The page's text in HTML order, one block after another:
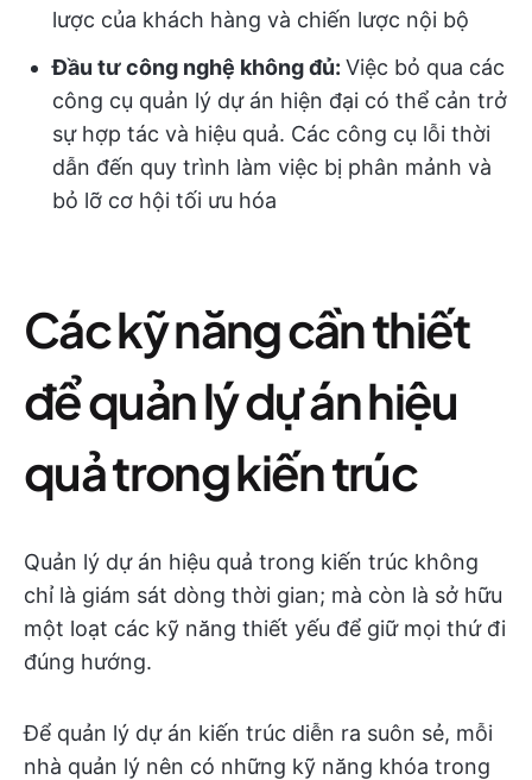
lược của khách hàng và chiến lược nội bộ
Đầu tư công nghệ không đủ: Việc bỏ qua các
công cụ quản lý dự án hiện đại có thể cản trở
sự hợp tác và hiệu quả. Các công cụ lỗi thời
dẫn đến quy trình làm việc bị phân mảnh và
bỏ lỡ cơ hội tối ưu hóa
Các kỹ năng cần thiết
để quản lý dự án hiệu
quả trong kiến trúc
Quản lý dự án hiệu quả trong kiến trúc không
chỉ là giám sát dòng thời gian; mà còn là sở hữu
một loạt các kỹ năng thiết yếu để giữ mọi thứ đi
đúng hướng.
Để quản lý dự án kiến trúc diễn ra suôn sẻ, mỗi
nhà quản lý nên có những kỹ năng khóa trong